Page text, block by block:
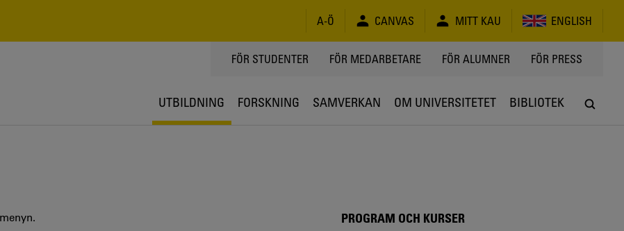
A-Ö CANVAS MITT KAU ENGLISH
TOPPMENY
FÖR STUDENTER FÖR MEDARBETARE FÖR ALUMNER FÖR PRESS
UTBILDNING FORSKNING SAMVERKAN OM UNIVERSITETET BIBLIOTEK
PROGRAM OCH KURSER